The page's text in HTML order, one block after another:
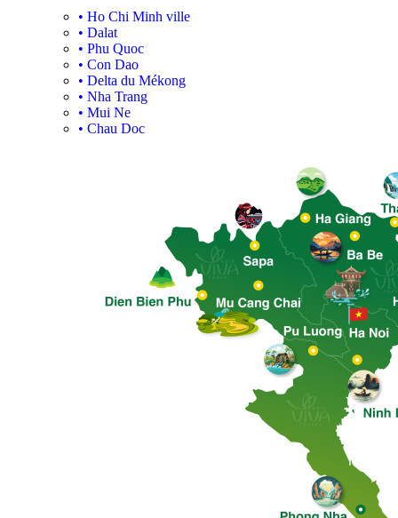
• Ho Chi Minh ville
• Dalat
• Phu Quoc
• Con Dao
• Delta du Mékong
• Nha Trang
• Mui Ne
• Chau Doc